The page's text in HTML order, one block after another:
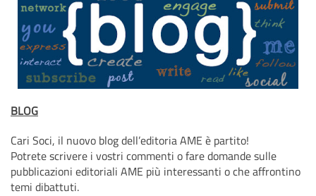
BLOG
Cari Soci, il nuovo blog dell’editoria AME è partito!
Potrete scrivere i vostri commenti o fare domande sulle
pubblicazioni editoriali AME più interessanti o che affrontino
temi dibattuti.